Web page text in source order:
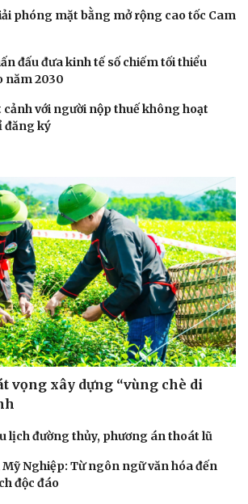
phóng mặt bằng mở rộng cao tốc Cam
đấu đưa kinh tế số chiếm tối thiểu
năm 2030
với người nộp thuế không hoạt
đăng ký
vọng xây dựng “vùng chè di
lịch đường thủy, phương án thoát lũ
Mỹ Nghiệp: Từ ngôn ngữ văn hóa đến
độc đáo